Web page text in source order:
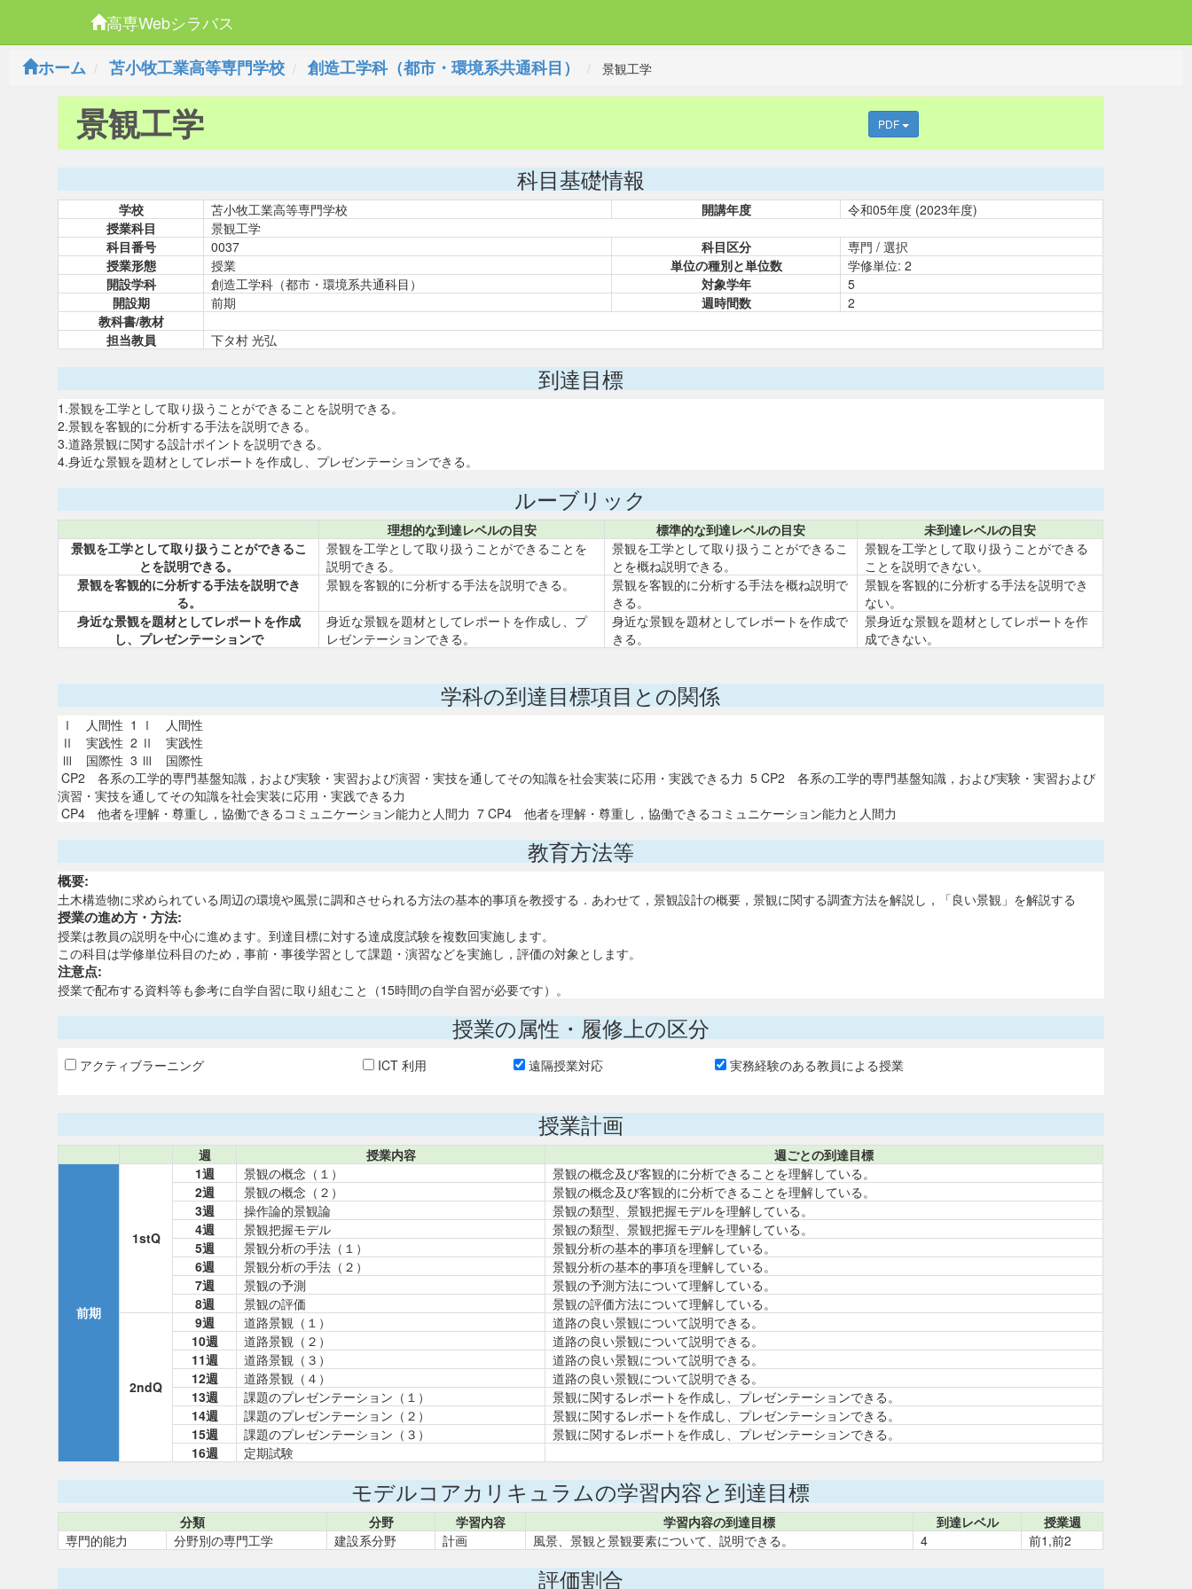
高専Webシラバス
ホーム
苫小牧工業高等専門学校 創造工学科（都市・環境系共通科目） 景観工学
景観工学 PDF
科目基礎情報
学校 苫小牧工業高等専門学校 開講年度
令和05年度 (2023年度)
授業科目
景観工学
科目番号
0037 科目区分
専門 / 選択
授業形態
授業 単位の種別と単位数
学修単位: 2
開設学科
創造工学科（都市・環境系共通科目） 対象学年
5
開設期
前期 週時間数
2
教科書/教材
担当教員
下タ村 光弘
到達目標
1.景観を工学として取り扱うことができることを説明できる。
2.景観を客観的に分析する手法を説明できる。
3.道路景観に関する設計ポイントを説明できる。
4.身近な景観を題材としてレポートを作成し、プレゼンテーションできる。
ルーブリック
理想的な到達レベルの目安 標準的な到達レベルの目安
未到達レベルの目安
景観を工学として取り扱うことができるこ
とを説明できる。
景観を工学として取り扱うことができることを
説明できる。
景観を工学として取り扱うことができるこ
とを概ね説明できる。
景観を工学として取り扱うことができる
ことを説明できない。
景観を客観的に分析する手法を説明でき
る。
景観を客観的に分析する手法を説明できる。
景観を客観的に分析する手法を概ね説明で
きる。
景観を客観的に分析する手法を説明でき
ない。
身近な景観を題材としてレポートを作成
し、プレゼンテーションで
身近な景観を題材としてレポートを作成し、プ
レゼンテーションできる。
身近な景観を題材としてレポートを作成で
きる。
景身近な景観を題材としてレポートを作
成できない。
学科の到達目標項目との関係
Ⅰ 人間性 1 Ⅰ 人間性
Ⅱ 実践性 2 Ⅱ 実践性
Ⅲ 国際性 3 Ⅲ 国際性
CP2 各系の工学的専門基盤知識，および実験・実習および演習・実技を通してその知識を社会実装に応用・実践できる力 5 CP2 各系の工学的専門基盤知識，および実験・実習および
演習・実技を通してその知識を社会実装に応用・実践できる力
CP4 他者を理解・尊重し，協働できるコミュニケーション能力と人間力 7 CP4 他者を理解・尊重し，協働できるコミュニケーション能力と人間力
教育方法等
概要:
土木構造物に求められている周辺の環境や風景に調和させられる方法の基本的事項を教授する．あわせて，景観設計の概要，景観に関する調査方法を解説し，「良い景観」を解説する
授業の進め方・方法:
授業は教員の説明を中心に進めます。到達目標に対する達成度試験を複数回実施します。
この科目は学修単位科目のため，事前・事後学習として課題・演習などを実施し，評価の対象とします。
注意点:
授業で配布する資料等も参考に自学自習に取り組むこと（15時間の自学自習が必要です）。
授業の属性・履修上の区分
アクティブラーニング ICT 利用 遠隔授業対応 実務経験のある教員による授業
授業計画
週 授業内容 週ごとの到達目標
前期
1stQ
1週 景観の概念（１）
景観の概念及び客観的に分析できることを理解している。
2週
景観の概念（２）
景観の概念及び客観的に分析できることを理解している。
3週
操作論的景観論
景観の類型、景観把握モデルを理解している。
4週
景観把握モデル
景観の類型、景観把握モデルを理解している。
5週
景観分析の手法（１）
景観分析の基本的事項を理解している。
6週
景観分析の手法（２）
景観分析の基本的事項を理解している。
7週
景観の予測
景観の予測方法について理解している。
8週
景観の評価 景観の評価方法について理解している。
2ndQ
9週 道路景観（１）
道路の良い景観について説明できる。
10週
道路景観（２）
道路の良い景観について説明できる。
11週
道路景観（３）
道路の良い景観について説明できる。
12週
道路景観（４）
道路の良い景観について説明できる。
13週
課題のプレゼンテーション（１）
景観に関するレポートを作成し、プレゼンテーションできる。
14週
課題のプレゼンテーション（２）
景観に関するレポートを作成し、プレゼンテーションできる。
15週
課題のプレゼンテーション（３）
景観に関するレポートを作成し、プレゼンテーションできる。
16週
定期試験
モデルコアカリキュラムの学習内容と到達目標
分類 分野 学習内容 学習内容の到達目標 到達レベル
授業週
専門的能力
分野別の専門工学 建設系分野 計画 風景、景観と景観要素について、説明できる。 4 前1,前2
評価割合